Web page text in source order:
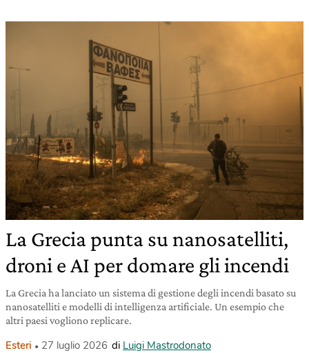
La Grecia punta su nanosatelliti,
droni e AI per domare gli incendi
La Grecia ha lanciato un sistema di gestione degli incendi basato su
nanosatelliti e modelli di intelligenza artificiale. Un esempio che
altri paesi vogliono replicare.
Esteri 27 luglio 2026 di Luigi Mastrodonato